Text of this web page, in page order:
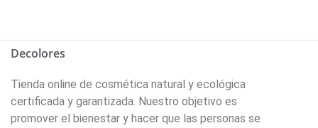
Decolores
Tienda online de cosmética natural y ecológica
certificada y garantizada. Nuestro objetivo es
promover el bienestar y hacer que las personas se